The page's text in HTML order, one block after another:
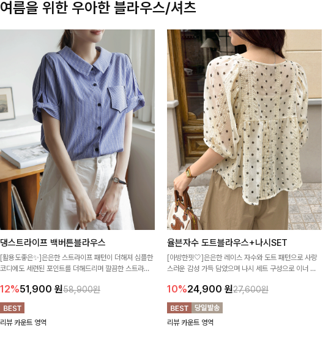
여름을 위한 우아한 블라우스/셔츠
댕스트라이프 백버튼블라우스
[활용도좋은✨]은은한 스트라이프 패턴이 더해져 심플한
코디에도 세련된 포인트를 더해드리며 깔끔한 스트라이
12%51,900 원58,900원
리뷰 카운트 영역
율븐자수 도트블라우스+나시SET
[아방한핏🤍]은은한 레이스 자수와 도트 패턴으로 사랑
스러운 감성 가득 담았으며 나시 세트 구성으로 이너 걱
10%24,900 원27,600원
리뷰 카운트 영역